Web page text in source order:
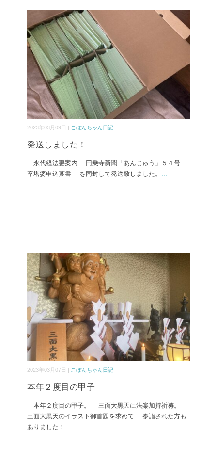
2023年03月09日 | こぼんちゃん日記
発送しました！
永代経法要案内 円乗寺新聞「あんじゅう」５４号
卒塔婆申込葉書 を同封して発送致しました。 ...
2023年03月07日 | こぼんちゃん日記
本年２度目の甲子
本年２度目の甲子。 三面大黒天に法楽加持祈祷。
三面大黒天のイラスト御首題を求めて 参詣された方も
ありました！ ...